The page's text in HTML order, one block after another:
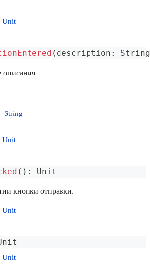
Unit
( description : String
описания.
String
Unit
( ) : Unit
кнопки отправки.
Unit
Unit